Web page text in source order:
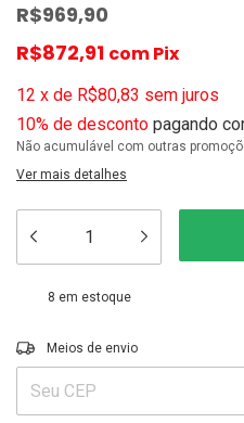
R$969,90
R$872,91 comPix
12 x de R$80,83 sem juros
10% de desconto pagando
Não acumulável com outras
Ver mais detalhes
8 em estoque
Entregas para o CEP:
Meios de envio